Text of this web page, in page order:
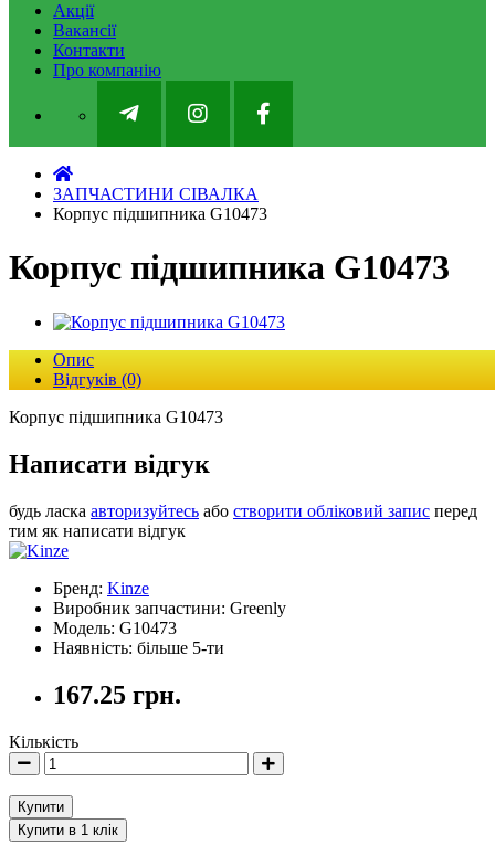
Акції
Вакансії
Контакти
Про компанію
ЗАПЧАСТИНИ СІВАЛКА
Корпус підшипника G10473
Корпус підшипника G10473
Опис
Відгуків (0)
Корпус підшипника G10473
Написати відгук
будь ласка авторизуйтесь або створити обліковий запис перед
тим як написати відгук
Бренд: Kinze
Виробник запчастини: Greenly
Модель: G10473
Наявність: більше 5-ти
167.25 грн.
Кількість
Купити
Купити в 1 клік